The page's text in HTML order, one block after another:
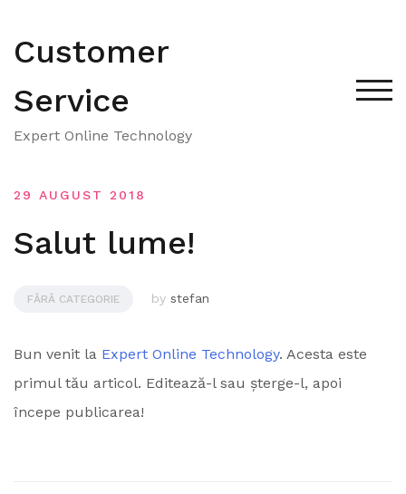
content
Customer
Service
Expert Online Technology
29 AUGUST 2018
Salut lume!
FĂRĂ CATEGORIE by stefan
Bun venit la Expert Online Technology. Acesta este
primul tău articol. Editează-l sau șterge-l, apoi
începe publicarea!